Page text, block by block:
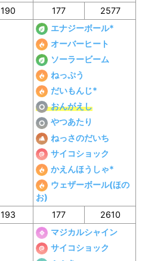
190 177 2577
エナジーボール*
オーバーヒート
ソーラービーム
ねっぷう
だいもんじ*
おんがえし
やつあたり
ねっさのだいち
サイコショック
かえんほうしゃ*
ウェザーボール(ほの
お)
193 177 2610
マジカルシャイン
サイコショック